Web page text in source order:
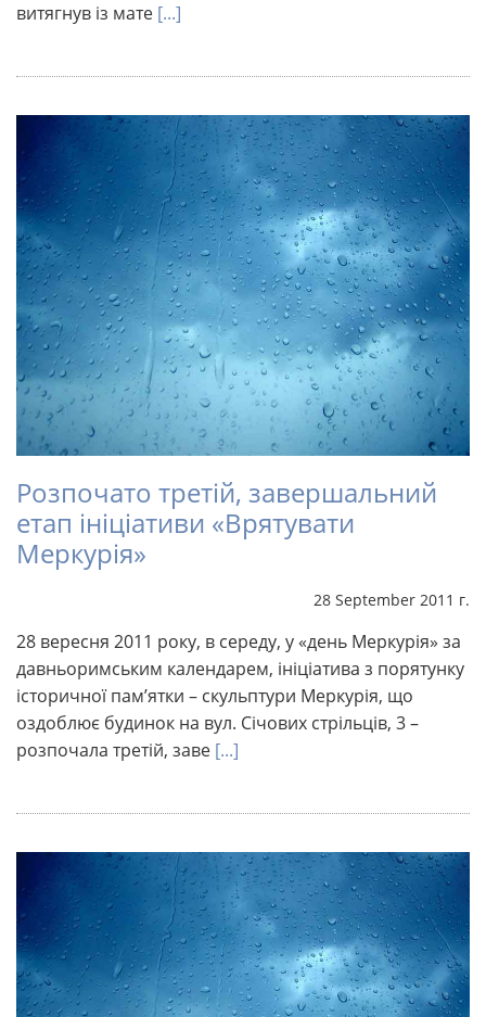
витягнув із мате [...]
Розпочато третій, завершальний
етап ініціативи «Врятувати
Меркурія»
28 September 2011 г.
28 вересня 2011 року, в середу, у «день Меркурія» за
давньоримським календарем, ініціатива з порятунку
історичної пам’ятки – скульптури Меркурія, що
оздоблює будинок на вул. Січових стрільців, 3 –
розпочала третій, заве [...]